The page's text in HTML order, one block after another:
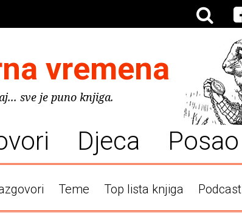
vremena
sve je puno knjiga.
Djeca Posao
Teme Top lista knjiga Podcast